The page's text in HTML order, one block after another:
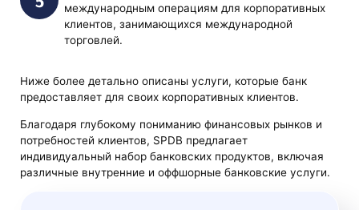
международным операциям для корпоративных
клиентов, занимающихся международной
торговлей.
Ниже более детально описаны услуги, которые банк
предоставляет для своих корпоративных клиентов.
Благодаря глубокому пониманию финансовых рынков и
потребностей клиентов, SPDB предлагает
индивидуальный набор банковских продуктов, включая
различные внутренние и оффшорные банковские услуги.